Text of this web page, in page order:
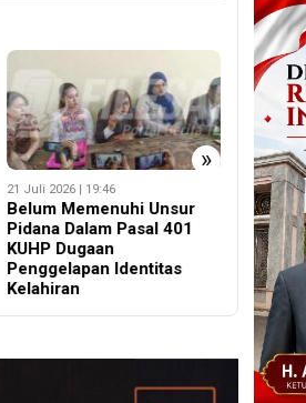
»
5 Agustus 2026 | 16:20
Bocorkan Isi Mediasi
Perkara Togar Situmorang,
Ini Sanksi Tegas Yang
Menjerat Advokat
30 Juli 2026
Polisi
Renon